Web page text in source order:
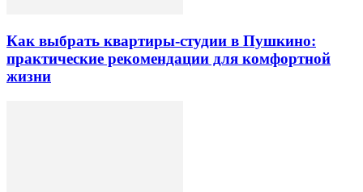
Как выбрать квартиры-студии в Пушкино:
практические рекомендации для комфортной
жизни